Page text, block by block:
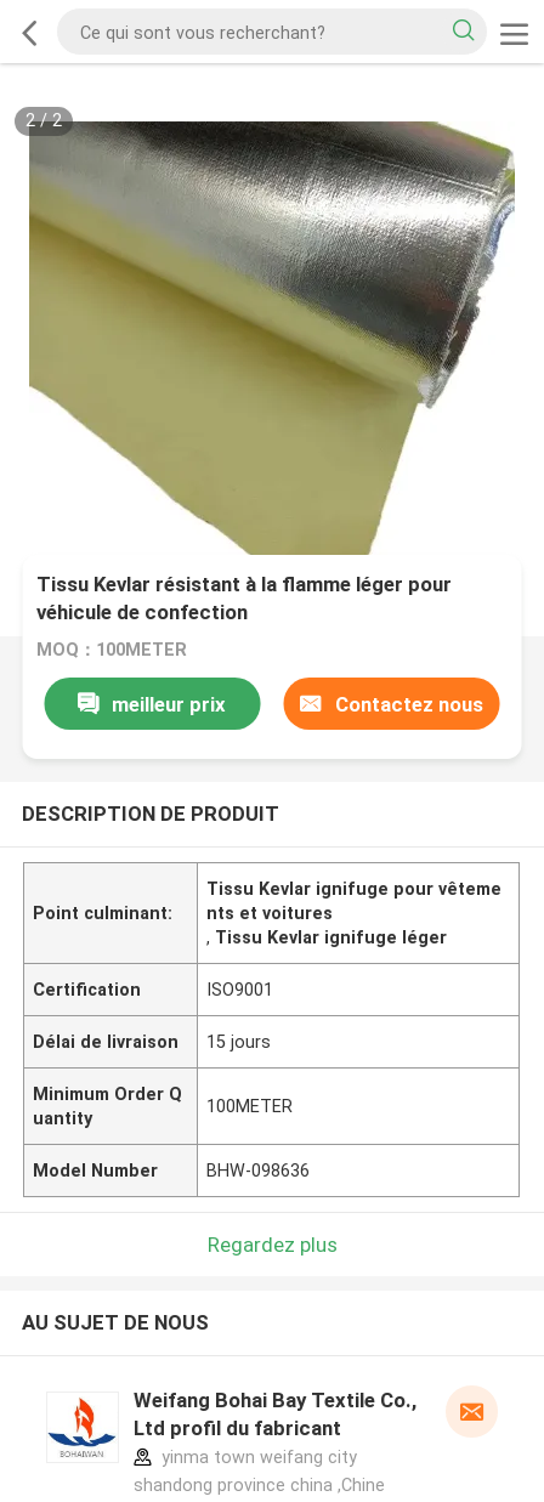
2/2
Tissu Kevlar résistant à la flamme léger pour
véhicule de confection
MOQ：100METER
meilleur prix Contactez nous
DESCRIPTION DE PRODUIT
Point culminant:
Tissu Kevlar ignifuge pour vêteme
nts et voitures
, Tissu Kevlar ignifuge léger
Certification ISO9001
Délai de livraison 15 jours
Minimum Order Q
uantity
100METER
Model Number BHW-098636
Regardez plus
AU SUJET DE NOUS
Weifang Bohai Bay Textile Co.,
Ltd profil du fabricant
yinma town weifang city
shandong province china ,Chine